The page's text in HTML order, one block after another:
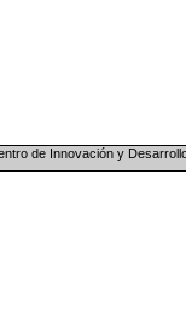
de Innovación y